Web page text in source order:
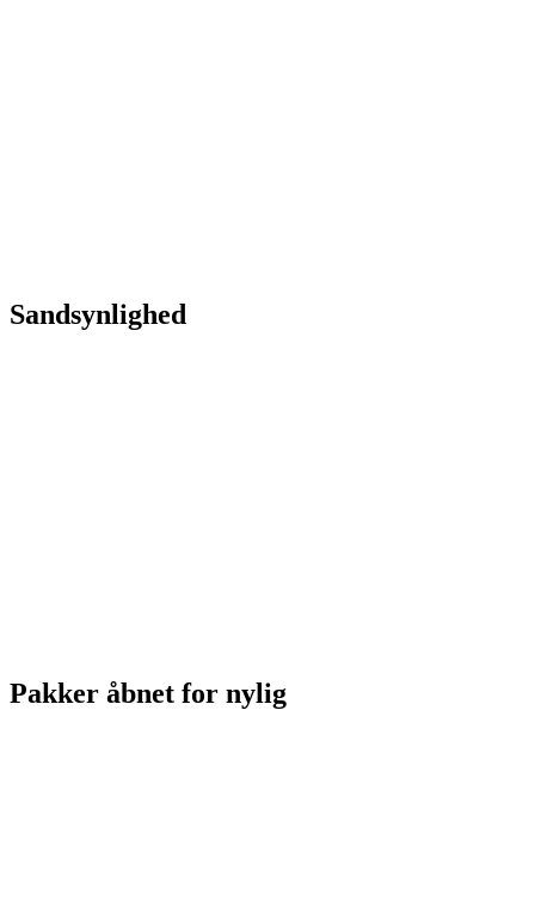
Sandsynlighed
Pakker åbnet for nylig